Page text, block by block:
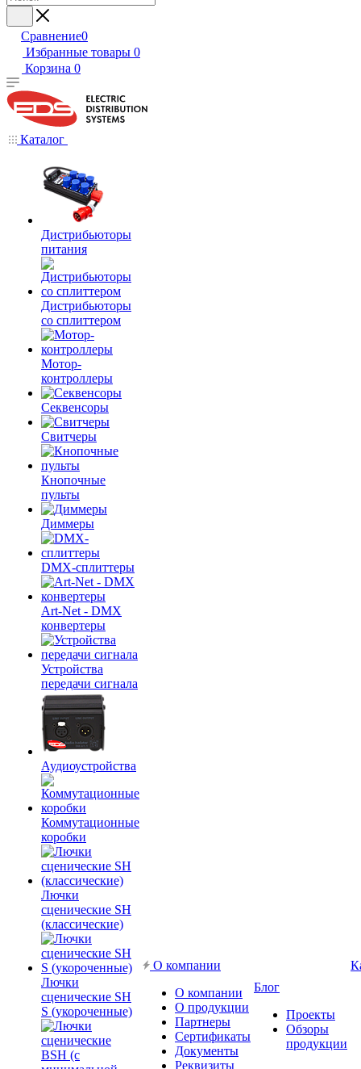
Сравнение0
Избранные товары 0
Корзина 0
Каталог
Дистрибьюторы
питания
Дистрибьюторы
со сплиттером
Мотор-
контроллеры
Секвенсоры
Свитчеры
Кнопочные
пульты
Диммеры
DMX-сплиттеры
Art-Net - DMX
конвертеры
Устройства
передачи сигнала
Аудиоустройства
Коммутационные
коробки
Лючки
сценические SH
(классические)
Лючки
сценические SH
S (укороченные)
О компании
О компании
О продукции
Партнеры
Сертификаты
Документы
Реквизиты
Блог
Проекты
Обзоры
продукции